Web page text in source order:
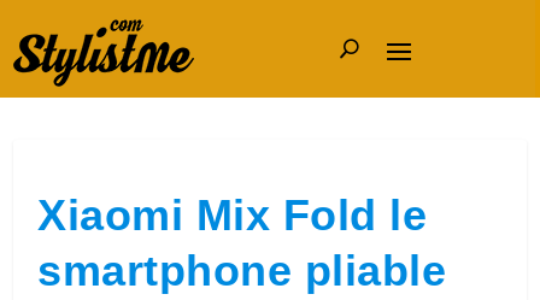
Xiaomi Mix Fold le
smartphone pliable